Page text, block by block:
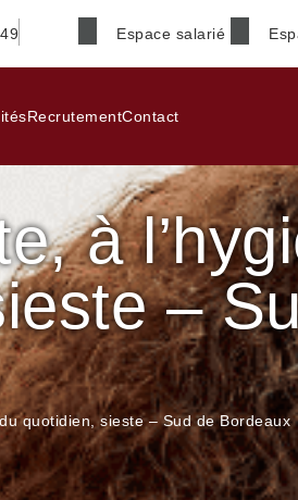
Espace salarié
RecrutementContact
à
–
quotidien, sieste – Sud de Bordeaux